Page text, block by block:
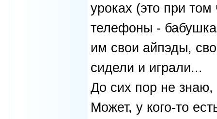
уроках (это при
телефоны -
им свои айпэды,
сидели и играли...
До сих пор не знаю,
Может, у кого-то